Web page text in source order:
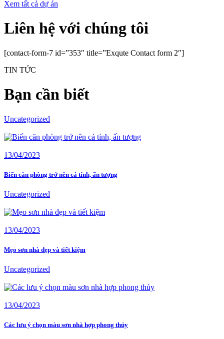
Xem tất cả dự án
Liên hệ với chúng tôi
[contact-form-7 id=”353″ title=”Exqute Contact form 2″]
TIN TỨC
Bạn cần biết
Uncategorized
13/04/2023
Biến căn phòng trở nên cá tính, ấn tượng
Uncategorized
13/04/2023
Mẹo sơn nhà đẹp và tiết kiệm
Uncategorized
13/04/2023
Các lưu ý chọn màu sơn nhà hợp phong thủy